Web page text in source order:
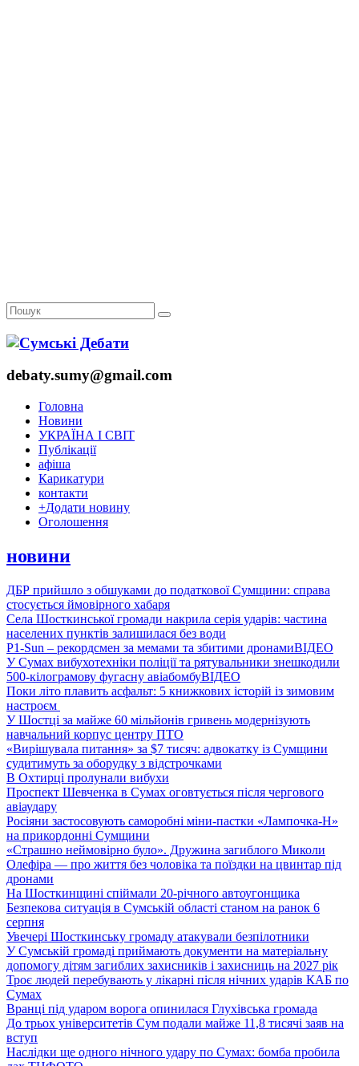
debaty.sumy@gmail.com
Головна
Новини
УКРАЇНА І СВІТ
Публікації
афіша
Карикатури
контакти
+Додати новину
Оголошення
новини
ДБР прийшло з обшуками до податкової Сумщини: справа
стосується ймовірного хабаря
Села Шосткинської громади накрила серія ударів: частина
населених пунктів залишилася без води
P1-Sun – рекордсмен за мемами та збитими дронамиВІДЕО
У Сумах вибухотехніки поліції та рятувальники знешкодили
500-кілограмову фугасну авіабомбуВІДЕО
Поки літо плавить асфальт: 5 книжкових історій із зимовим
настроєм
У Шостці за майже 60 мільйонів гривень модернізують
навчальний корпус центру ПТО
«Вирішувала питання» за $7 тисяч: адвокатку із Сумщини
судитимуть за оборудку з відстрочками
В Охтирці пролунали вибухи
Проспект Шевченка в Сумах оговтується після чергового
авіаудару
Росіяни застосовують саморобні міни-пастки «Лампочка-Н»
на прикордонні Сумщини
«Страшно неймовірно було». Дружина загиблого Миколи
Олефіра — про життя без чоловіка та поїздки на цвинтар під
дронами
На Шосткинщині спіймали 20-річного автоугонщика
Безпекова ситуація в Сумській області станом на ранок 6
серпня
Увечері Шосткинську громаду атакували безпілотники
У Сумській громаді приймають документи на матеріальну
допомогу дітям загиблих захисників і захисниць на 2027 рік
Троє людей перебувають у лікарні після нічних ударів КАБ по
Сумах
Вранці під ударом ворога опинилася Глухівська громада
До трьох університетів Сум подали майже 11,8 тисячі заяв на
вступ
Наслідки ще одного нічного удару по Сумах: бомба пробила